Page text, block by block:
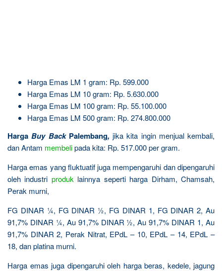
Harga Emas LM 1 gram: Rp. 599.000
Harga Emas LM 10 gram: Rp. 5.630.000
Harga Emas LM 100 gram: Rp. 55.100.000
Harga Emas LM 500 gram: Rp. 274.800.000
HargaBuy Back Palembang, jika kita ingin menjual kembali,
dan Antam membelipada kita: Rp. 517.000 per gram.
Harga emas yang fluktuatif juga mempengaruhi dan dipengaruhi
oleh industri produk lainnya seperti harga Dirham, Chamsah,
Perak murni,
FG DINAR ¼, FG DINAR ½, FG DINAR 1, FG DINAR 2, Au
91,7% DINAR ¼, Au 91,7% DINAR ½, Au 91,7% DINAR 1, Au
91,7% DINAR 2, Perak Nitrat, EPdL – 10, EPdL – 14, EPdL –
18, dan platina murni.
Harga emas juga dipengaruhi oleh harga beras, kedele, jagung